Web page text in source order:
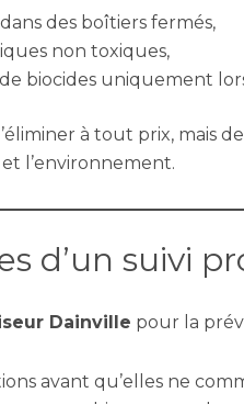
des boîtiers fermés,
non toxiques,
biocides uniquement
à tout prix, mais de
l’environnement.
d’un suivi
Dainville pour la
avant qu’elles ne